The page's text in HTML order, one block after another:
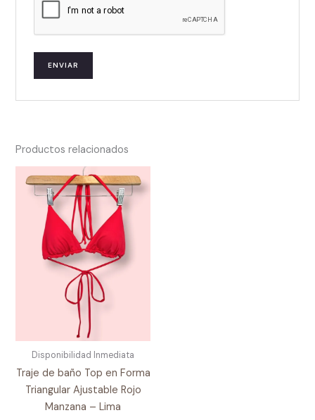
Productos relacionados
Disponibilidad Inmediata
Traje de baño Top en Forma
Triangular Ajustable Rojo
Manzana – Lima